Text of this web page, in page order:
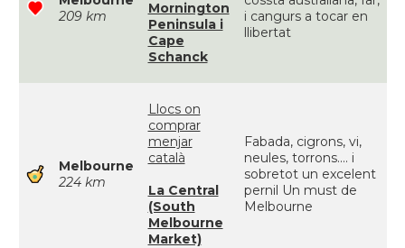
209 km
Mornington
Peninsula i
Cape
Schanck
i cangurs a tocar en
llibertat
Melbourne
224 km
Llocs on
comprar
menjar
català
La Central
(South
Melbourne
Market)
Fabada, cigrons, vi,
neules, torrons.... i
sobretot un excelent
pernil Un must de
Melbourne